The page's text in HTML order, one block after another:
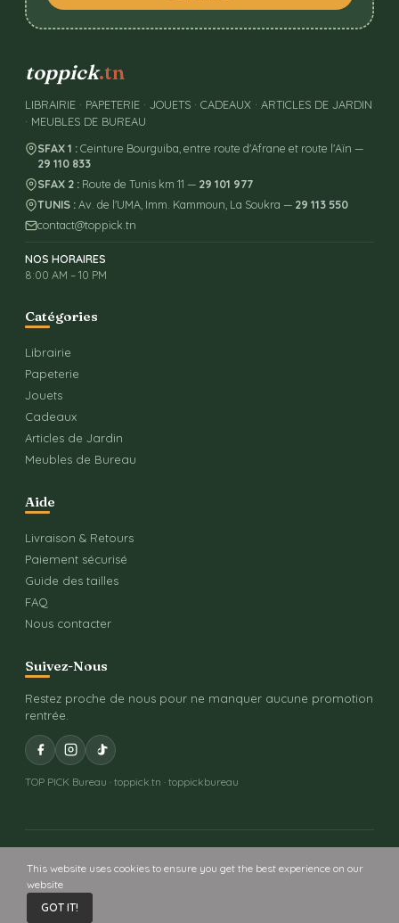
toppick.tn
LIBRAIRIE · PAPETERIE · JOUETS · CADEAUX · ARTICLES DE JARDIN
· MEUBLES DE BUREAU
SFAX 1 : Ceinture Bourguiba, entre route d'Afrane et route l'Aïn —
29 110 833
SFAX 2 : Route de Tunis km 11 — 29 101 977
TUNIS : Av. de l'UMA, Imm. Kammoun, La Soukra — 29 113 550
contact@toppick.tn
NOS HORAIRES
8:00 AM – 10 PM
Catégories
Librairie
Papeterie
Jouets
Cadeaux
Articles de Jardin
Meubles de Bureau
Aide
Livraison & Retours
Paiement sécurisé
Guide des tailles
FAQ
Nous contacter
Suivez-Nous
Restez proche de nous pour ne manquer aucune promotion
rentrée.
TOP PICK Bureau · toppick.tn · toppickbureau
Copyright © 2026 Toppick - Propulsé par ICT
This website uses cookies to ensure you get the best experience on our
website
GOT IT!